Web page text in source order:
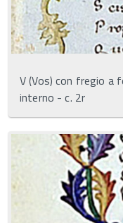
V (Vos) con fregio a
interno - c. 2r